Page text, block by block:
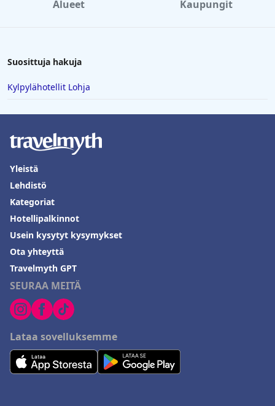
Alueet Kaupungit
Suosittuja hakuja
Kylpylähotellit Lohja
SEURAA MEITÄ
Lataa sovelluksemme
Yleistä
Lehdistö
Kategoriat
Hotellipalkinnot
Usein kysytyt kysymykset
Ota yhteyttä
Travelmyth GPT